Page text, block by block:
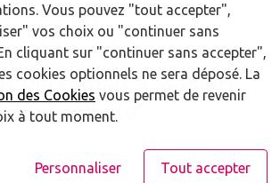
Personnes à mobilité
réduite
Vous pouvez "tout accepter",
vos choix ou "continuer sans
cliquant sur "continuer sans accepter",
cookies optionnels ne sera déposé. La
des Cookies vous permet de revenir
à tout moment.
Personnaliser Tout accepter